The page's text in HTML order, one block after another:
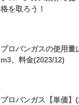
格を取ろう！
プロパンガスの使用量
m3、料金(2023/12)
プロパンガス【単価】